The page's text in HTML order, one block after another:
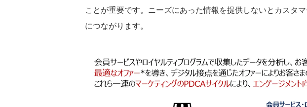
ことが重要です。ニーズにあった情報を提供しないとカスタ
につながります。